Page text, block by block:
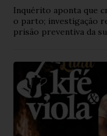
Inquérito aponta que
o parto; investigação
prisão preventiva da